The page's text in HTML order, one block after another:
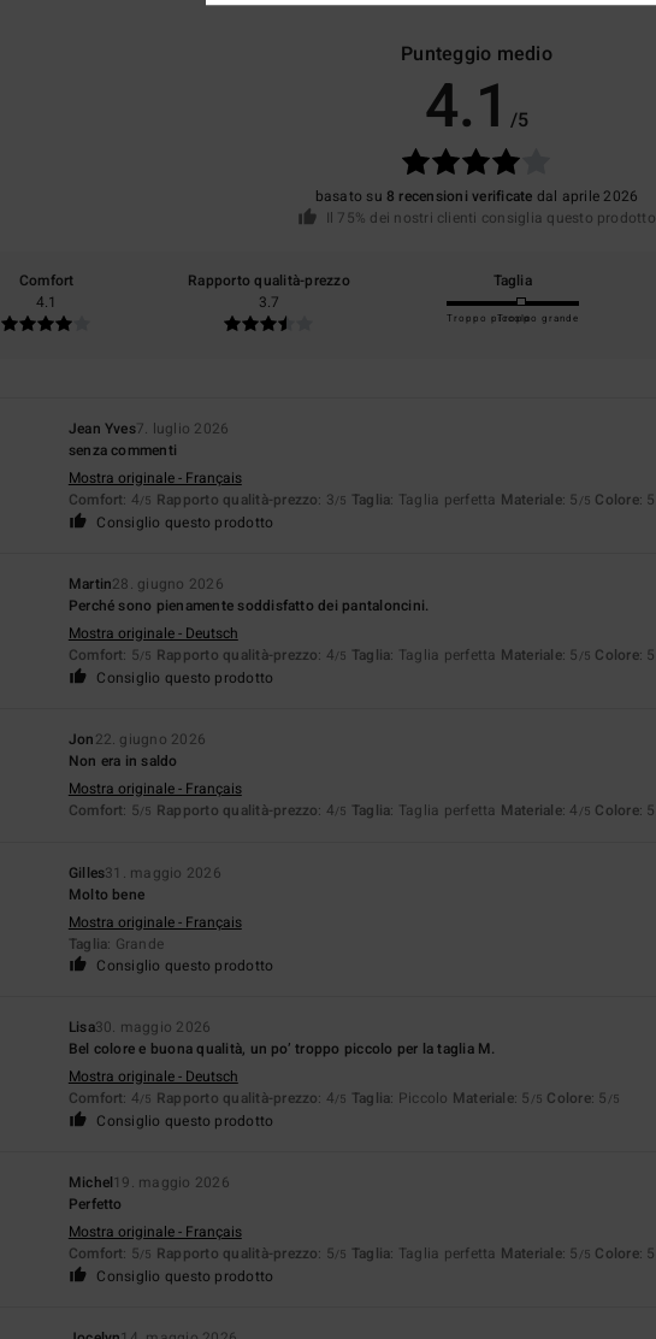
Punteggio medio
4.1 /5
basato su 8 recensioni verificate dal aprile 2026
Il 75% dei nostri clienti consiglia questo prodotto
Comfort
4.1
Rapporto qualità-prezzo
3.7
Taglia
Troppo piccoloTroppo grande
Jean Yves7. luglio 2026
senza commenti
Mostra originale - Français
Comfort: 4/5 Rapporto qualità-prezzo: 3/5 Taglia: Taglia perfetta Materiale: 5 /5 Colore: 5
Consiglio questo prodotto
Martin28. giugno 2026
Perché sono pienamente soddisfatto dei pantaloncini.
Mostra originale - Deutsch
Comfort: 5/5 Rapporto qualità-prezzo: 4/5 Taglia: Taglia perfetta Materiale: 5 /5 Colore: 5
Consiglio questo prodotto
Jon22. giugno 2026
Non era in saldo
Mostra originale - Français
Comfort: 5/5 Rapporto qualità-prezzo: 4/5 Taglia: Taglia perfetta Materiale: 4 /5 Colore: 5
Gilles31. maggio 2026
Molto bene
Mostra originale - Français
Taglia: Grande
Consiglio questo prodotto
Lisa30. maggio 2026
Bel colore e buona qualità, un po’ troppo piccolo per la taglia M.
Mostra originale - Deutsch
Comfort: 4/5 Rapporto qualità-prezzo: 4/5 Taglia: Piccolo Materiale: 5 /5 Colore: 5 /5
Consiglio questo prodotto
Michel19. maggio 2026
Perfetto
Mostra originale - Français
Comfort: 5/5 Rapporto qualità-prezzo: 5/5 Taglia: Taglia perfetta Materiale: 5 /5 Colore: 5
Consiglio questo prodotto